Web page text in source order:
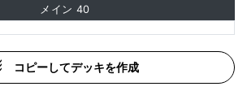
メイン 40
コピーしてデッキを作成